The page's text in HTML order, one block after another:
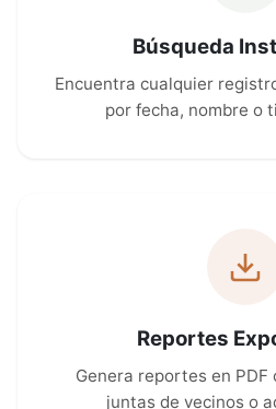
Búsqueda
Encuentra cualquier
por fecha, nombre o
Reportes
Genera reportes en PDF
juntas de vecinos o